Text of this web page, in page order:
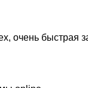
очень быстрая